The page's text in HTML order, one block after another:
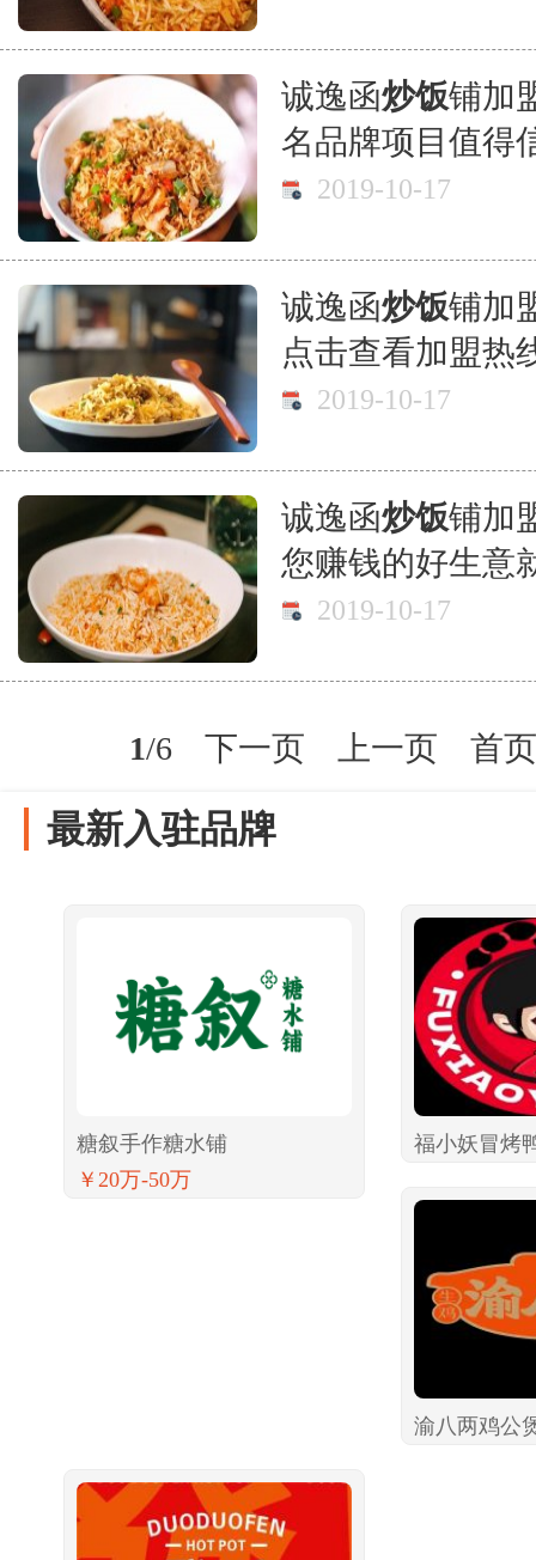
诚逸函炒饭铺加
名品牌项目值得
2019-10-17
诚逸函炒饭铺加
点击查看加盟热
2019-10-17
诚逸函炒饭铺加
您赚钱的好生意
2019-10-17
1/6 下一页 上一页 首页
最新入驻品牌
糖叙手作糖水铺
￥20万-50万
福小妖冒烤
渝八两鸡公